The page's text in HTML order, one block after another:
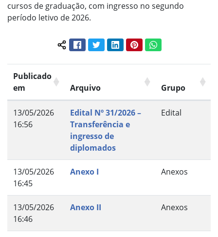
cursos de graduação, com ingresso no segundo
período letivo de 2026.
Compartilhar conteúdo:
FacebookTwitterLinkedInPinterestWhatsApp
Publicado
em
Arquivo Grupo
13/05/2026
16:56
Edital Nº 31/2026 –
Transferência e
ingresso de
diplomados
Edital
13/05/2026
16:45
Anexo I Anexos
13/05/2026
16:46
Anexo II Anexos